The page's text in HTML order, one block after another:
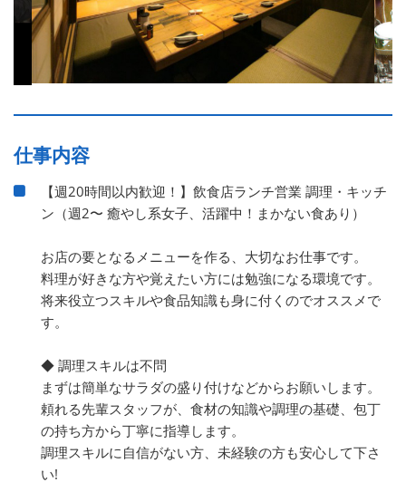
仕事内容
【週20時間以内歓迎！】飲食店ランチ営業 調理・キッチ
ン（週2〜 癒やし系女子、活躍中！まかない食あり）
お店の要となるメニューを作る、大切なお仕事です。
料理が好きな方や覚えたい方には勉強になる環境です。
将来役立つスキルや食品知識も身に付くのでオススメで
す。
◆ 調理スキルは不問
まずは簡単なサラダの盛り付けなどからお願いします。
頼れる先輩スタッフが、食材の知識や調理の基礎、包丁
の持ち方から丁寧に指導します。
調理スキルに自信がない方、未経験の方も安心して下さ
い!